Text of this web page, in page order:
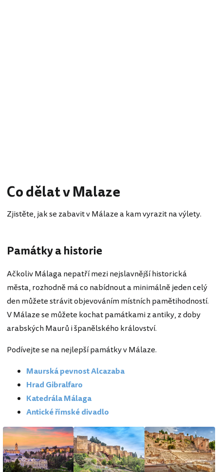
Co dělat v Malaze
Zjistěte, jak se zabavit v Málaze a kam vyrazit na výlety.
Památky a historie
Ačkoliv Málaga nepatří mezi nejslavnější historická
města, rozhodně má co nabídnout a minimálně jeden celý
den můžete strávit objevováním místních pamětihodností.
V Málaze se můžete kochat památkami z antiky, z doby
arabských Maurů i španělského království.
Podívejte se na nejlepší památky v Málaze.
Maurská pevnost Alcazaba
Hrad Gibralfaro
Katedrála Málaga
Antické římské divadlo